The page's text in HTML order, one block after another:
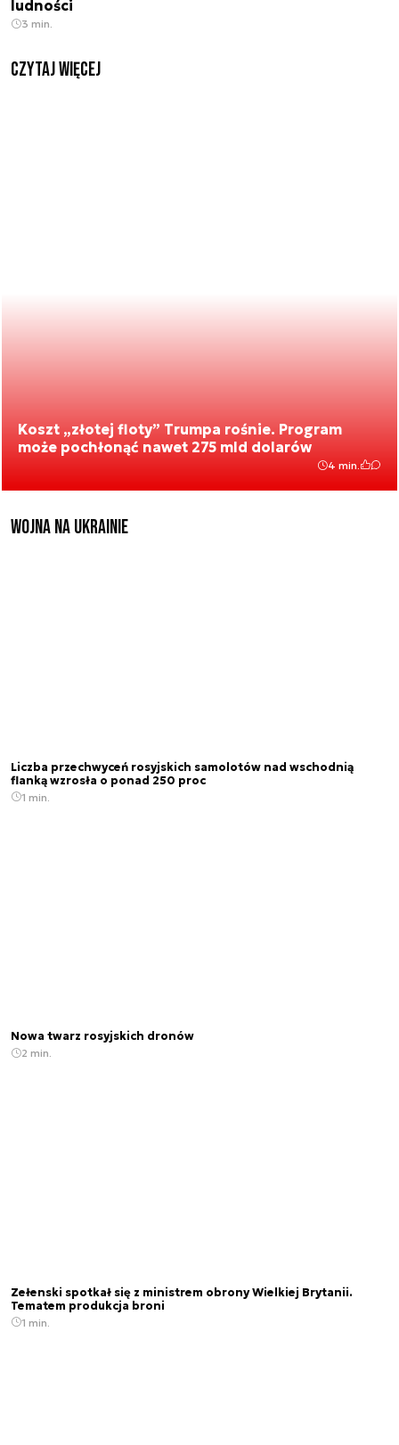
ludności
3 min.
czytaj więcej
Koszt „złotej floty” Trumpa rośnie. Program
może pochłonąć nawet 275 mld dolarów
4 min.
Wojna na Ukrainie
Liczba przechwyceń rosyjskich samolotów nad wschodnią
flanką wzrosła o ponad 250 proc
1 min.
Nowa twarz rosyjskich dronów
2 min.
Zełenski spotkał się z ministrem obrony Wielkiej Brytanii.
Tematem produkcja broni
1 min.